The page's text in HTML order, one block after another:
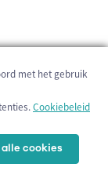
met het gebruik
Cookiebeleid
cookies